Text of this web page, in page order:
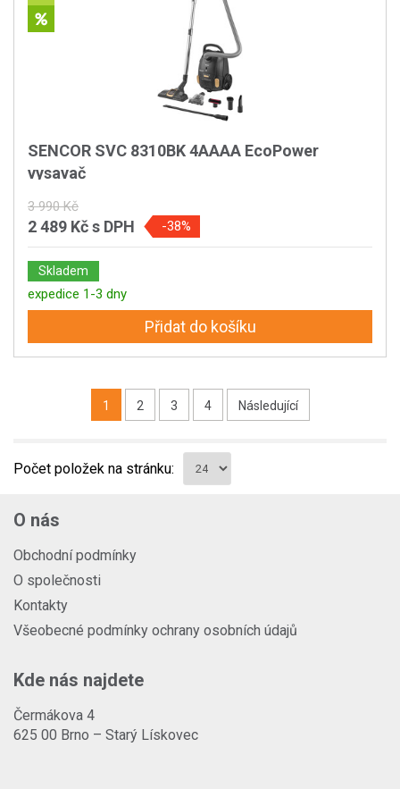
SENCOR SVC 8310BK 4AAAA EcoPower
vysavač
3 990 Kč
2 489 Kčs DPH -38%
Skladem
expedice 1-3 dny
Přidat do košíku
1 2 3 4 Následující
Počet položek na stránku:
O nás
Obchodní podmínky
O společnosti
Kontakty
Všeobecné podmínky ochrany osobních údajů
Kde nás najdete
Čermákova 4
625 00 Brno – Starý Lískovec